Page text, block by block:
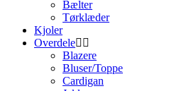
Bælter
Tørklæder
Kjoler
Overdele
Blazere
Bluser/Toppe
Cardigan